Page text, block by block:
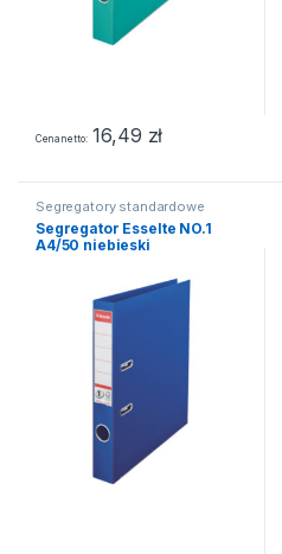
Cena netto 16,49 zł
Segregatory standardowe
Segregator Esselte NO.1
A4/50 niebieski